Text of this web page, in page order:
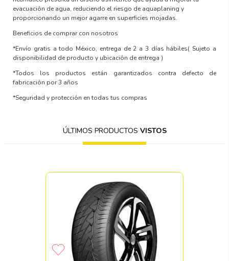
evacuación de agua, reduciendo el riesgo de aquaplaning y
proporcionando un mejor agarre en superficies mojadas.
Beneficios de comprar con nosotros
*Envío gratis a todo México, entrega de 2 a 3 días hábiles( Sujeto a
disponibilidad de producto y ubicación de entrega )
*Todos los productos están garantizados contra defecto de
fabricación por 3 años
*Seguridad y protección en todas tus compras
ÚLTIMOS PRODUCTOS VISTOS